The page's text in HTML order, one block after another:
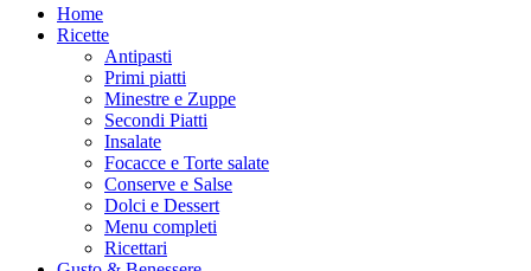
Home
Ricette
Antipasti
Primi piatti
Minestre e Zuppe
Secondi Piatti
Insalate
Focacce e Torte salate
Conserve e Salse
Dolci e Dessert
Menu completi
Ricettari